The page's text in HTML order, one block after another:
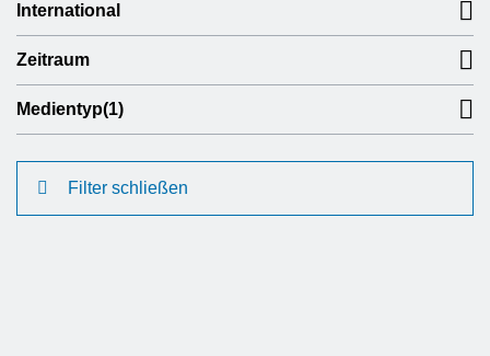
International
Zeitraum
Medientyp(1)
Filter schließen